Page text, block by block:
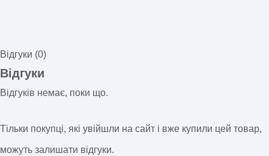
Відгуки (0)
Відгуки
Відгуків немає, поки що.
Тільки покупці, які увійшли на сайт і вже купили цей товар,
можуть залишати відгуки.